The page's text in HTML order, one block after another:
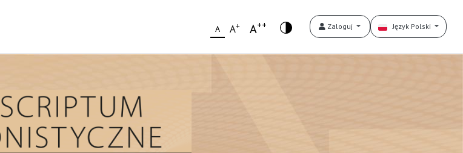
A A+ A++ Zaloguj Język Polski